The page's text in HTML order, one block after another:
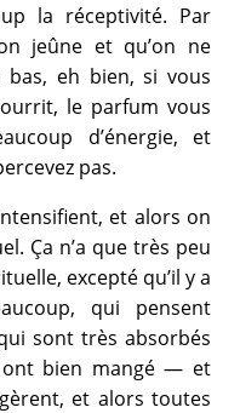
la réceptivité. Par
jeûne et qu’on ne
bas, eh bien, si vous
le parfum vous
d’énergie, et
pas.
et alors on
Ça n’a que très peu
excepté qu’il y a
qui pensent
sont très absorbés
ont bien mangé — et
et alors toutes